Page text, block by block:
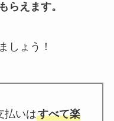
らえます。
しょう！
払いはすべて楽